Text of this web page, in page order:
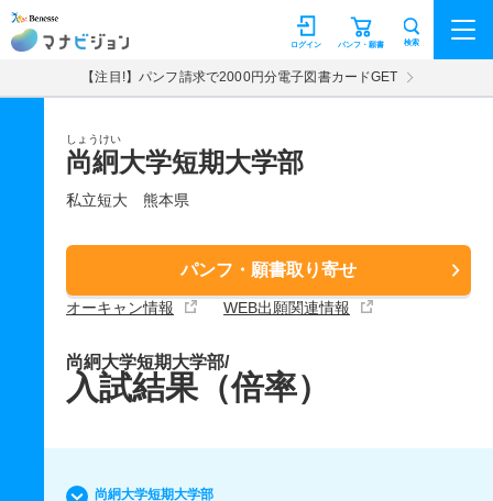
マナビジョン パンフ・願書
ログイン 検索
【注目!】パンフ請求で2000円分電子図書カードGET
しょうけい
尚絅大学短期大学部
私立短大 熊本県
パンフ・願書取り寄せ
オーキャン情報 WEB出願関連情報
尚絅大学短期大学部/
入試結果（倍率）
尚絅大学短期大学部